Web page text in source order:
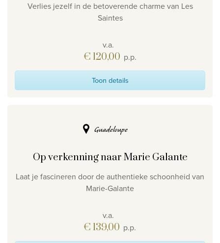
Verlies jezelf in de betoverende charme van Les
Saintes
v.a.
€ 120,00 p.p.
Toon details
Guadeloupe
Op verkenning naar Marie Galante
Laat je fascineren door de authentieke schoonheid van
Marie-Galante
v.a.
€ 139,00 p.p.